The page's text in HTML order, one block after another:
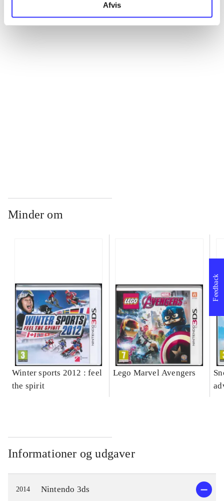
Afvis
Minder om
Winter sports 2012 : feel
the spirit
Lego Marvel Avengers
Informationer og udgaver
2014 Nintendo 3ds
Feedback